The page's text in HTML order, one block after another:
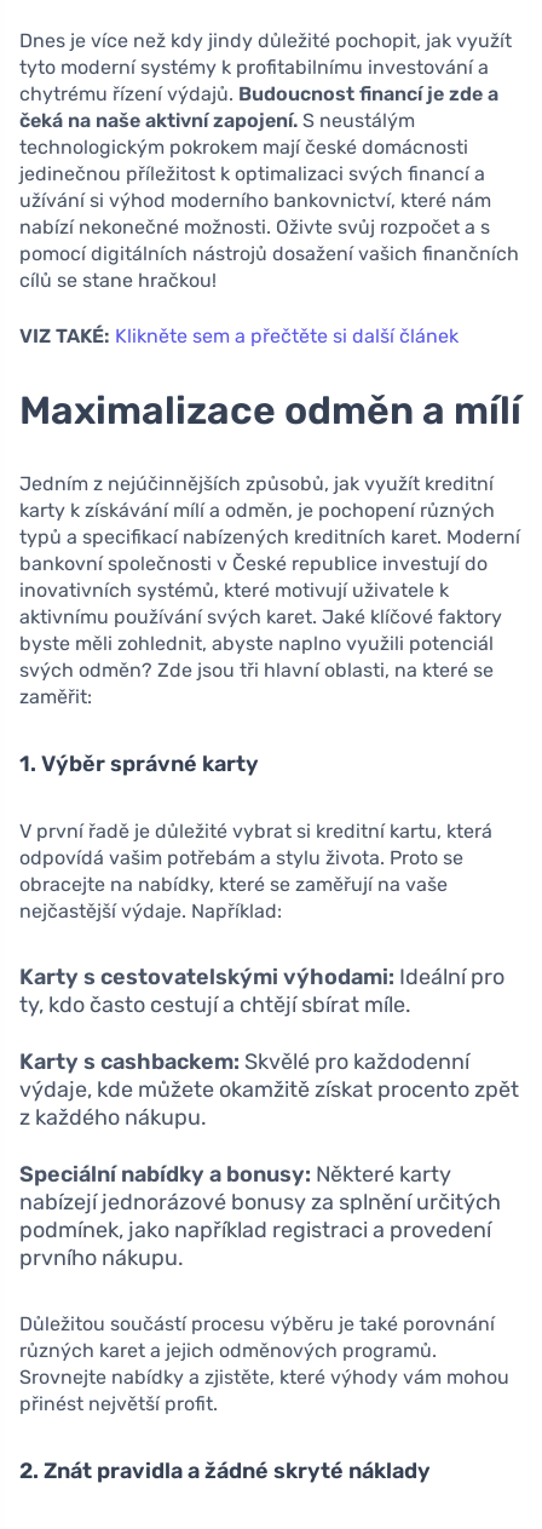
Dnes je více než kdy jindy důležité pochopit, jak využít
tyto moderní systémy k profitabilnímu investování a
chytrému řízení výdajů. Budoucnost financí je zde a
čeká na naše aktivní zapojení. S neustálým
technologickým pokrokem mají české domácnosti
jedinečnou příležitost k optimalizaci svých financí a
užívání si výhod moderního bankovnictví, které nám
nabízí nekonečné možnosti. Oživte svůj rozpočet a s
pomocí digitálních nástrojů dosažení vašich finančních
cílů se stane hračkou!
VIZ TAKÉ: Klikněte sem a přečtěte si další článek
Maximalizace odměn a mílí
Jedním z nejúčinnějších způsobů, jak využít kreditní
karty k získávání mílí a odměn, je pochopení různých
typů a specifikací nabízených kreditních karet. Moderní
bankovní společnosti v České republice investují do
inovativních systémů, které motivují uživatele k
aktivnímu používání svých karet. Jaké klíčové faktory
byste měli zohlednit, abyste naplno využili potenciál
svých odměn? Zde jsou tři hlavní oblasti, na které se
zaměřit:
1. Výběr správné karty
V první řadě je důležité vybrat si kreditní kartu, která
odpovídá vašim potřebám a stylu života. Proto se
obracejte na nabídky, které se zaměřují na vaše
nejčastější výdaje. Například:
Karty s cestovatelskými výhodami: Ideální pro
ty, kdo často cestují a chtějí sbírat míle.
Karty s cashbackem: Skvělé pro každodenní
výdaje, kde můžete okamžitě získat procento zpět
z každého nákupu.
Speciální nabídky a bonusy: Některé karty
nabízejí jednorázové bonusy za splnění určitých
podmínek, jako například registraci a provedení
prvního nákupu.
Důležitou součástí procesu výběru je také porovnání
různých karet a jejich odměnových programů.
Srovnejte nabídky a zjistěte, které výhody vám mohou
přinést největší profit.
2. Znát pravidla a žádné skryté náklady